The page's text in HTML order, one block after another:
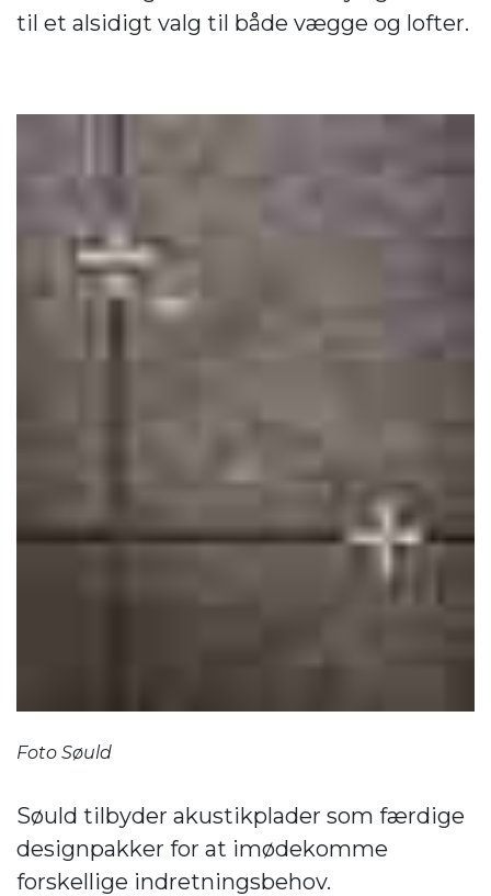
til et alsidigt valg til både vægge og lofter.
Foto Søuld
Søuld tilbyder akustikplader som færdige
designpakker for at imødekomme
forskellige indretningsbehov.